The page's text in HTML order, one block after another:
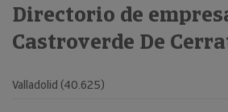
Directorio de
Castroverde De